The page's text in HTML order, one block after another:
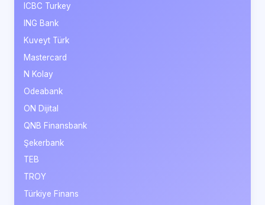
ICBC Turkey
ING Bank
Kuveyt Türk
Mastercard
N Kolay
Odeabank
ON Dijital
QNB Finansbank
Şekerbank
TEB
TROY
Türkiye Finans